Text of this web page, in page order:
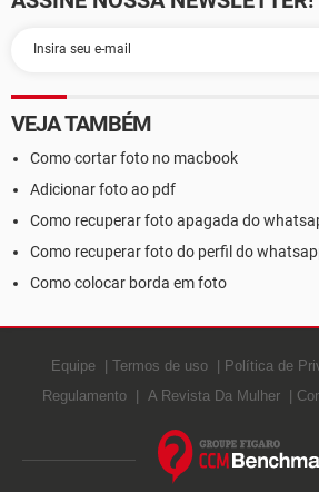
VEJA TAMBÉM
Como cortar foto no macbook
Adicionar foto ao pdf
Como recuperar foto apagada do
Como recuperar foto do perfil do
Como colocar borda em foto
Equipe Termos de uso Política de
Regulamento
A Revista Da Mulher